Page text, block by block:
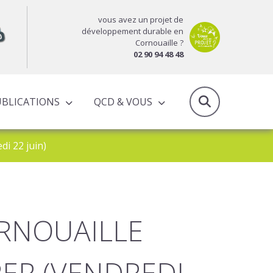
vous avez un projet de
développement durable en
Cornouaille ?
02 90 94 48 48
QCD & VOUS
22 juin)